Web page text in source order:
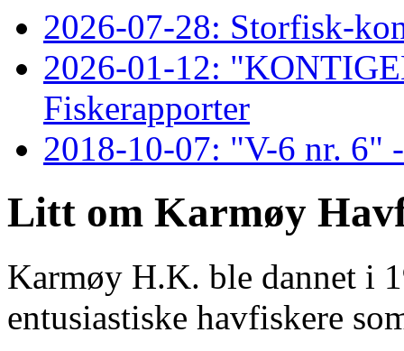
2026-07-28: Storfisk-
2026-01-12:
Fiskerapporter
2018-10-07: "V-6 nr. 6"
Litt om Karmøy
Karmøy H.K. ble dannet i
entusiastiske havfiskere